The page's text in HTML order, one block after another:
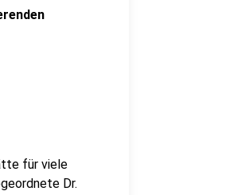
für viele
Dr.